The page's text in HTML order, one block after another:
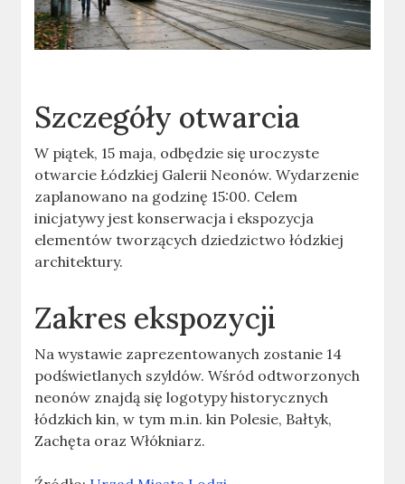
Szczegóły otwarcia
W piątek, 15 maja, odbędzie się uroczyste
otwarcie Łódzkiej Galerii Neonów. Wydarzenie
zaplanowano na godzinę 15:00. Celem
inicjatywy jest konserwacja i ekspozycja
elementów tworzących dziedzictwo łódzkiej
architektury.
Zakres ekspozycji
Na wystawie zaprezentowanych zostanie 14
podświetlanych szyldów. Wśród odtworzonych
neonów znajdą się logotypy historycznych
łódzkich kin, w tym m.in. kin Polesie, Bałtyk,
Zachęta oraz Włókniarz.